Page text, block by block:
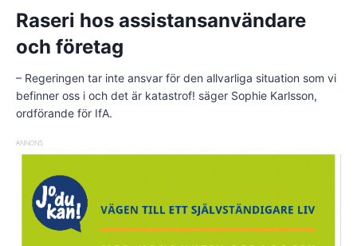
Raseri hos assistansanvändare
och företag
– Regeringen tar inte ansvar för den allvarliga situation som vi
befinner oss i och det är katastrof! säger Sophie Karlsson,
ordförande för IfA.
ANNONS